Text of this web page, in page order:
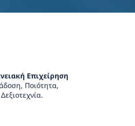
Επιχείρηση
Ποιότητα,
Δεξιοτεχνία.